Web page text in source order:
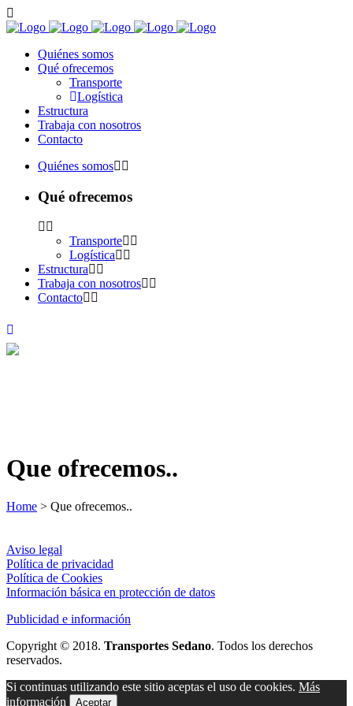
Quiénes somos
Qué ofrecemos
Transporte
Logística
Estructura
Trabaja con nosotros
Contacto
Quiénes somos
Qué ofrecemos
Transporte
Logística
Estructura
Trabaja con nosotros
Contacto
Que ofrecemos..
Home > Que ofrecemos..
Aviso legal
Política de privacidad
Política de Cookies
Información básica en protección de datos
Publicidad e información
Copyright © 2018. Transportes Sedano. Todos los derechos
reservados.
Si continuas utilizando este sitio aceptas el uso de cookies. Más
información
Aceptar